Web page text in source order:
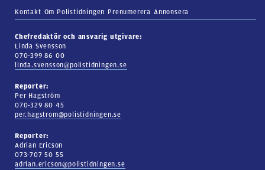
Kontakt Om Polistidningen Prenumerera Annonsera
Chefredaktör och ansvarig utgivare:
Linda Svensson
070-399 86 00
linda.svensson@polistidningen.se
Reporter:
Per Hagström
070-329 80 45
per.hagstrom@polistidningen.se
Reporter:
Adrian Ericson
073-707 50 55
adrian.ericson@polistidningen.se